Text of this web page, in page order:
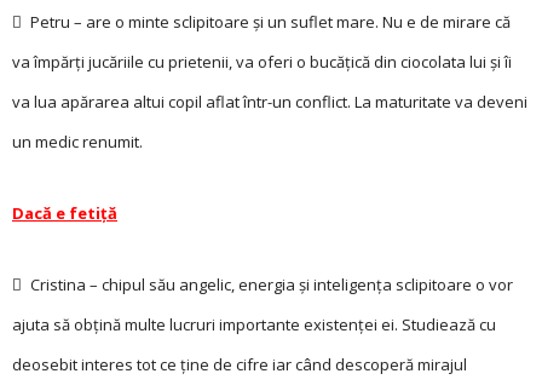
 Petru – are o minte sclipitoare și un suflet mare. Nu e de mirare că
va împărți jucăriile cu prietenii, va oferi o bucățică din ciocolata lui și îi
va lua apărarea altui copil aflat într-un conflict. La maturitate va deveni
un medic renumit.
Dacă e fetiţă
 Cristina – chipul său angelic, energia și inteligența sclipitoare o vor
ajuta să obțină multe lucruri importante existenței ei. Studiează cu
deosebit interes tot ce ține de cifre iar când descoperă mirajul